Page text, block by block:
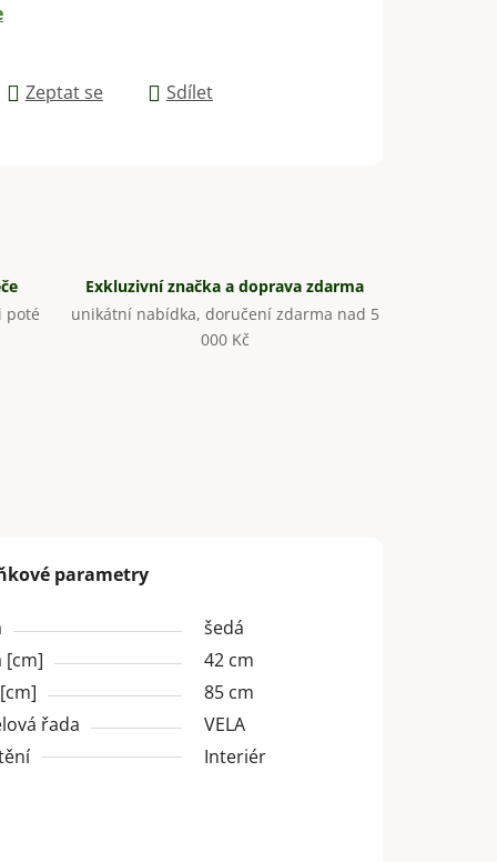
Zeptat se Sdílet
poté
Exkluzivní značka a doprava zdarma
unikátní nabídka, doručení zdarma nad 5
000 Kč
parametry
šedá
[cm]
42 cm
85 cm
řada
VELA
Interiér